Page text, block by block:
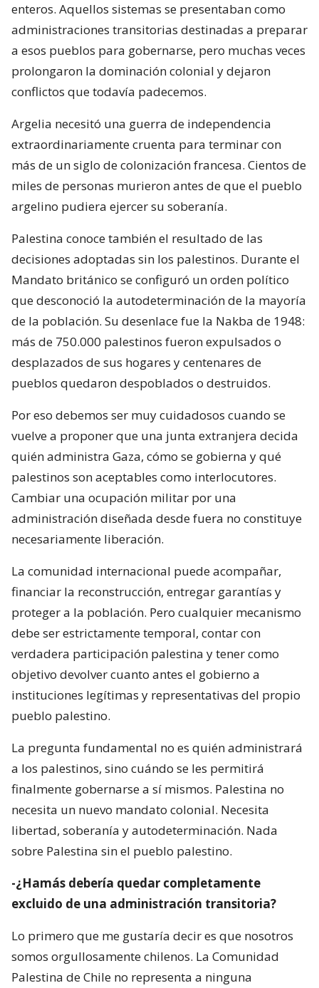
enteros. Aquellos sistemas se presentaban como
administraciones transitorias destinadas a preparar
a esos pueblos para gobernarse, pero muchas veces
prolongaron la dominación colonial y dejaron
conflictos que todavía padecemos.
Argelia necesitó una guerra de independencia
extraordinariamente cruenta para terminar con
más de un siglo de colonización francesa. Cientos de
miles de personas murieron antes de que el pueblo
argelino pudiera ejercer su soberanía.
Palestina conoce también el resultado de las
decisiones adoptadas sin los palestinos. Durante el
Mandato británico se configuró un orden político
que desconoció la autodeterminación de la mayoría
de la población. Su desenlace fue la Nakba de 1948:
más de 750.000 palestinos fueron expulsados o
desplazados de sus hogares y centenares de
pueblos quedaron despoblados o destruidos.
Por eso debemos ser muy cuidadosos cuando se
vuelve a proponer que una junta extranjera decida
quién administra Gaza, cómo se gobierna y qué
palestinos son aceptables como interlocutores.
Cambiar una ocupación militar por una
administración diseñada desde fuera no constituye
necesariamente liberación.
La comunidad internacional puede acompañar,
financiar la reconstrucción, entregar garantías y
proteger a la población. Pero cualquier mecanismo
debe ser estrictamente temporal, contar con
verdadera participación palestina y tener como
objetivo devolver cuanto antes el gobierno a
instituciones legítimas y representativas del propio
pueblo palestino.
La pregunta fundamental no es quién administrará
a los palestinos, sino cuándo se les permitirá
finalmente gobernarse a sí mismos. Palestina no
necesita un nuevo mandato colonial. Necesita
libertad, soberanía y autodeterminación. Nada
sobre Palestina sin el pueblo palestino.
-¿Hamás debería quedar completamente
excluido de una administración transitoria?
Lo primero que me gustaría decir es que nosotros
somos orgullosamente chilenos. La Comunidad
Palestina de Chile no representa a ninguna